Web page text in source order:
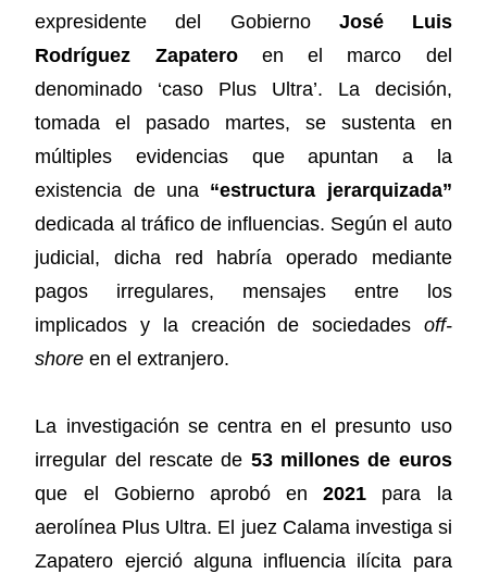
expresidente del Gobierno José Luis
Rodríguez Zapateroen el marco del
denominado ‘caso Plus Ultra’. La decisión,
tomada el pasado martes, se sustenta en
múltiples evidencias que apuntan a la
existencia de una “estructura jerarquizada”
dedicada al tráfico de influencias. Según el auto
judicial, dicha red habría operado mediante
pagos irregulares, mensajes entre los
implicados y la creación de sociedades off-
shore en el extranjero.
La investigación se centra en el presunto uso
irregular del rescate de 53 millones de euros
que el Gobierno aprobó en2021 para la
aerolínea Plus Ultra. El juez Calama investiga si
Zapatero ejerció alguna influencia ilícita para